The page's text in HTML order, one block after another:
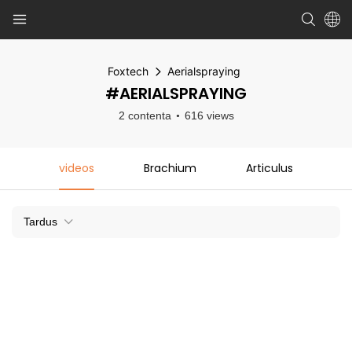
Foxtech Aerialspraying
#AERIALSPRAYING
2 contenta 616 views
videos Brachium Articulus
Tardus